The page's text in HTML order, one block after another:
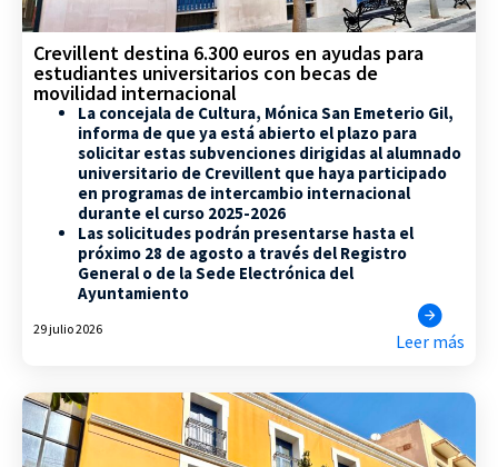
Crevillent destina 6.300 euros en ayudas para
estudiantes universitarios con becas de
movilidad internacional
La concejala de Cultura, Mónica San Emeterio Gil,
informa de que ya está abierto el plazo para
solicitar estas subvenciones dirigidas al alumnado
universitario de Crevillent que haya participado
en programas de intercambio internacional
durante el curso 2025-2026
Las solicitudes podrán presentarse hasta el
próximo 28 de agosto a través del Registro
General o de la Sede Electrónica del
Ayuntamiento
29 julio 2026
Leer más